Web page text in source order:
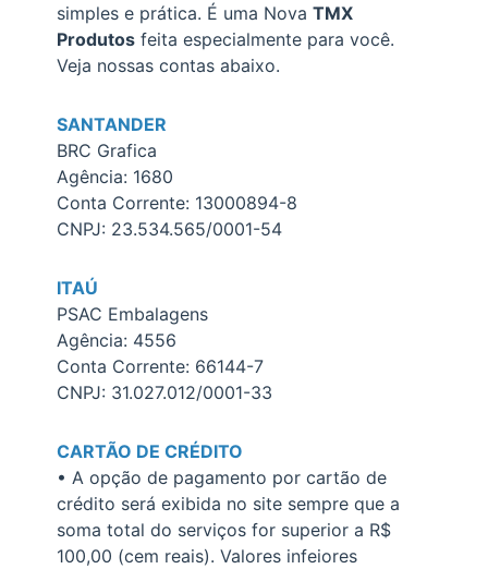
simples e prática. É uma NovaTMX
Produtos feita especialmente para você.
Veja nossas contas abaixo.
SANTANDER
BRC Grafica
Agência: 1680
Conta Corrente: 13000894-8
CNPJ: 23.534.565/0001-54
ITAÚ
PSAC Embalagens
Agência: 4556
Conta Corrente: 66144-7
CNPJ: 31.027.012/0001-33
CARTÃO DE CRÉDITO
• A opção de pagamento por cartão de
crédito será exibida no site sempre que a
soma total do serviços for superior a R$
100,00 (cem reais). Valores infeiores